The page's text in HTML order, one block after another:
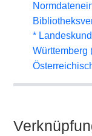
*
Württemberg